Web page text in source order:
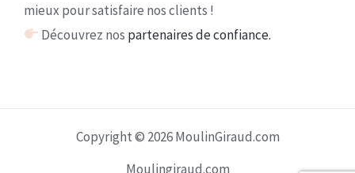
mieux pour satisfaire nos clients !
Découvrez nos partenaires de confiance.
Copyright © 2026 MoulinGiraud.com
Moulingiraud.com